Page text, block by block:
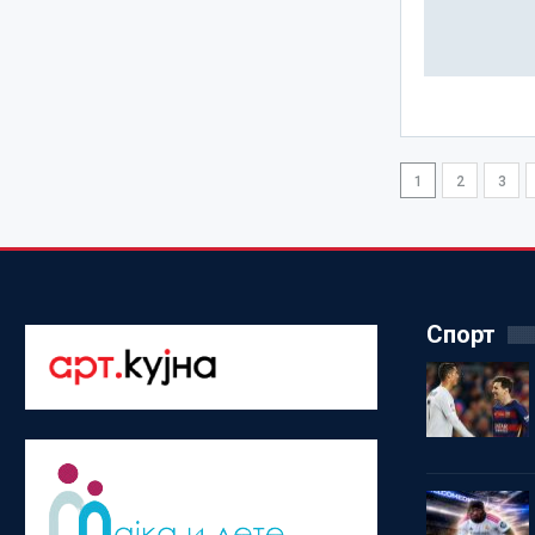
1 2 3
Спорт